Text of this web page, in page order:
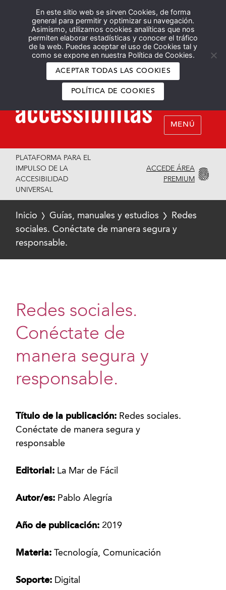
En este sitio web se sirven Cookies, de forma
general para permitir y optimizar su navegación.
Asimismo, utilizamos cookies analíticas que nos
permiten elaborar estadísticas y conocer el tráfico
de la web. Puedes aceptar el uso de Cookies tal y
como se expone en nuestra Política de Cookies.
ACEPTAR TODAS LAS COOKIES
POLÍTICA DE COOKIES
Español English
MENÚ
PLATAFORMA PARA EL
IMPULSO DE LA
ACCESIBILIDAD
UNIVERSAL
ACCEDE ÁREA
PREMIUM
Inicio Guías, manuales y estudios
Redes
sociales. Conéctate de manera segura y
responsable.
Redes sociales.
Conéctate de
manera segura y
responsable.
Título de la publicación: Redes sociales.
Conéctate de manera segura y
responsable
Editorial: La Mar de Fácil
Autor/es: Pablo Alegría
Año de publicación: 2019
Materia:Tecnología, Comunicación
Soporte: Digital